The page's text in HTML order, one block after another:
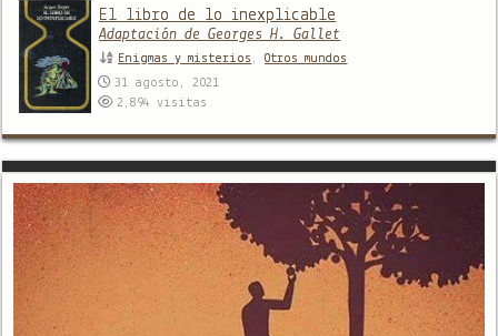
El libro de lo inexplicable
Adaptación de Georges H. Gallet
Enigmas y misterios ,Otros mundos
31 agosto, 2021
2,894visitas